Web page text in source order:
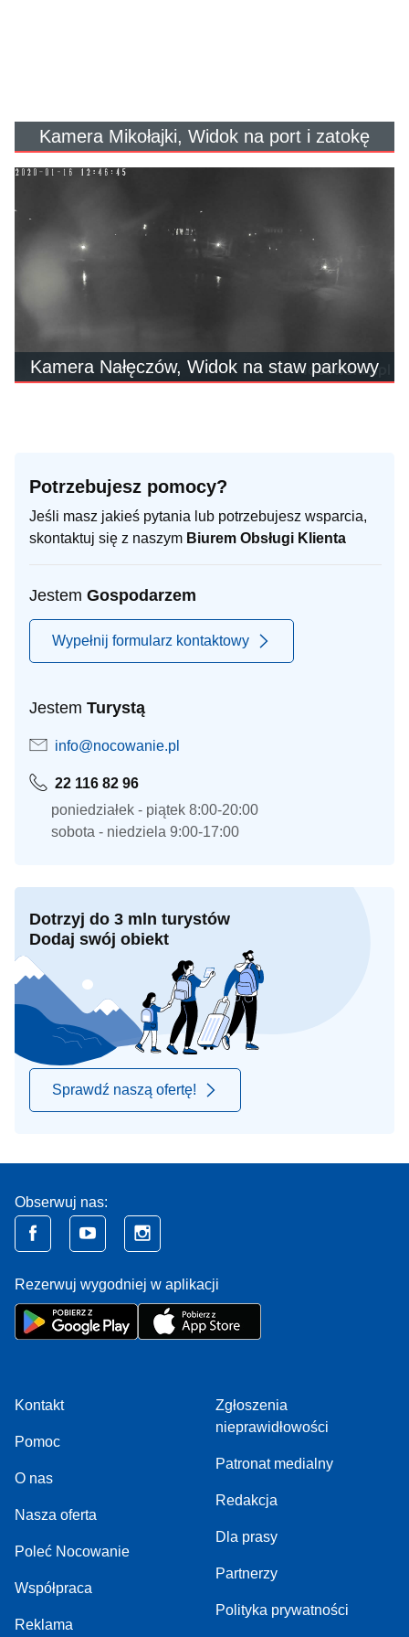
Kamera Mikołajki, Widok na port i zatokę
Kamera Nałęczów, Widok na staw parkowy
Potrzebujesz pomocy?
Jeśli masz jakieś pytania lub potrzebujesz wsparcia,
skontaktuj się z naszym Biurem Obsługi Klienta
Jestem Gospodarzem
Wypełnij formularz kontaktowy
Jestem Turystą
info@nocowanie.pl
22 116 82 96
poniedziałek - piątek 8:00-20:00
sobota - niedziela 9:00-17:00
Dotrzyj do 3 mln turystów
Dodaj swój obiekt
Sprawdź naszą ofertę!
Obserwuj nas:
Rezerwuj wygodniej w aplikacji
Kontakt
Pomoc
O nas
Nasza oferta
Poleć Nocowanie
Współpraca
Reklama
Zgłoszenia
nieprawidłowości
Patronat medialny
Redakcja
Dla prasy
Partnerzy
Polityka prywatności